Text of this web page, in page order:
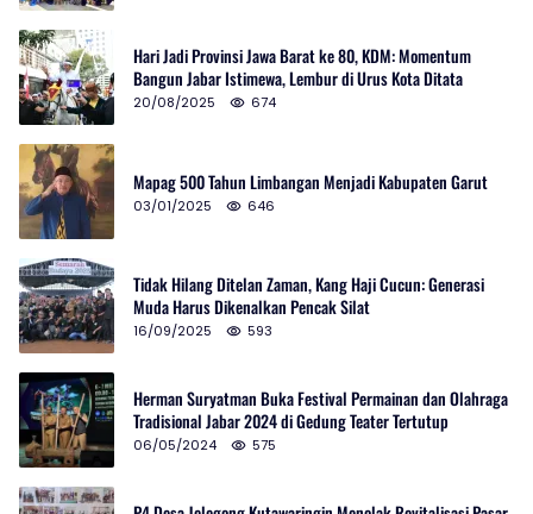
Hari Jadi Provinsi Jawa Barat ke 80, KDM: Momentum
Bangun Jabar Istimewa, Lembur di Urus Kota Ditata
20/08/2025 674
Mapag 500 Tahun Limbangan Menjadi Kabupaten Garut
03/01/2025 646
Tidak Hilang Ditelan Zaman, Kang Haji Cucun: Generasi
Muda Harus Dikenalkan Pencak Silat
16/09/2025 593
Herman Suryatman Buka Festival Permainan dan Olahraga
Tradisional Jabar 2024 di Gedung Teater Tertutup
06/05/2024 575